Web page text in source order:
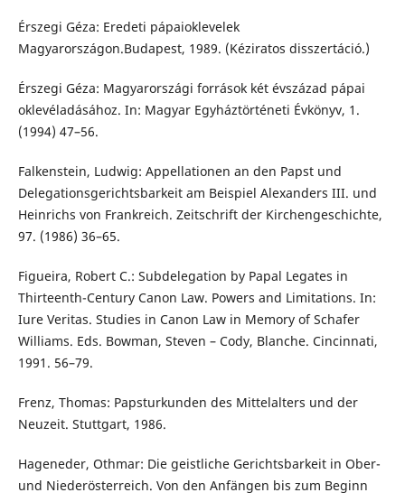
Érszegi Géza: Eredeti pápaioklevelek
Magyarországon.Budapest, 1989. (Kéziratos disszertáció.)
Érszegi Géza: Magyarországi források két évszázad pápai
oklevéladásához. In: Magyar Egyháztörténeti Évkönyv, 1.
(1994) 47–56.
Falkenstein, Ludwig: Appellationen an den Papst und
Delegationsgerichtsbarkeit am Beispiel Alexanders III. und
Heinrichs von Frankreich. Zeitschrift der Kirchengeschichte,
97. (1986) 36–65.
Figueira, Robert C.: Subdelegation by Papal Legates in
Thirteenth-Century Canon Law. Powers and Limitations. In:
Iure Veritas. Studies in Canon Law in Memory of Schafer
Williams. Eds. Bowman, Steven – Cody, Blanche. Cincinnati,
1991. 56–79.
Frenz, Thomas: Papsturkunden des Mittelalters und der
Neuzeit. Stuttgart, 1986.
Hageneder, Othmar: Die geistliche Gerichtsbarkeit in Ober-
und Niederösterreich. Von den Anfängen bis zum Beginn